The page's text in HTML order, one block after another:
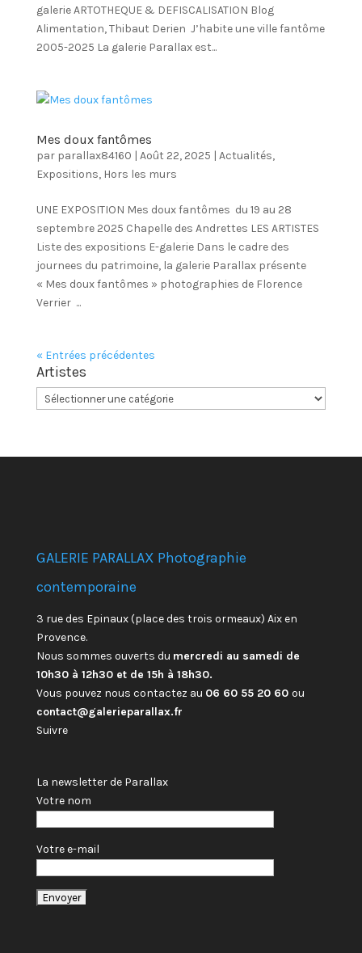
galerie ARTOTHEQUE & DEFISCALISATION Blog
Alimentation, Thibaut Derien J’habite une ville fantôme
2005-2025 La galerie Parallax est...
Mes doux fantômes
par parallax84160 | Août 22, 2025 | Actualités,
Expositions, Hors les murs
UNE EXPOSITION Mes doux fantômes du 19 au 28
septembre 2025 Chapelle des Andrettes LES ARTISTES
Liste des expositions E-galerie Dans le cadre des
journees du patrimoine, la galerie Parallax présente
« Mes doux fantômes » photographies de Florence
Verrier ...
« Entrées précédentes
Artistes
GALERIE PARALLAX Photographie
contemporaine
3 rue des Epinaux (place des trois ormeaux) Aix en
Provence.
Nous sommes ouverts du mercredi au samedi de
10h30 à 12h30 et de 15h à 18h30.
Vous pouvez nous contactez au 06 60 55 20 60 ou
contact@galerieparallax.fr
Suivre
La newsletter de Parallax
Votre nom
Votre e-mail